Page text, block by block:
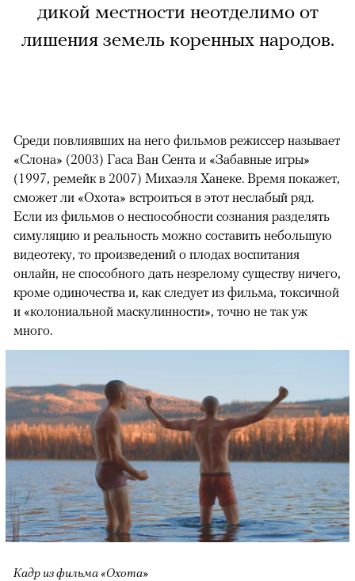
дикой местности неотделимо от
лишения земель коренных народов.
Среди повлиявших на него фильмов режиссер называет
«Слона» (2003) Гаса Ван Сента и «Забавные игры»
(1997, ремейк в 2007) Михаэля Ханеке. Время покажет,
сможет ли «Охота» встроиться в этот неслабый ряд.
Если из фильмов о неспособности сознания разделять
симуляцию и реальность можно составить небольшую
видеотеку, то произведений о плодах воспитания
онлайн, не способного дать незрелому существу ничего,
кроме одиночества и, как следует из фильма, токсичной
и «колониальной маскулинности», точно не так уж
много.
Кадр из фильма «Охота»